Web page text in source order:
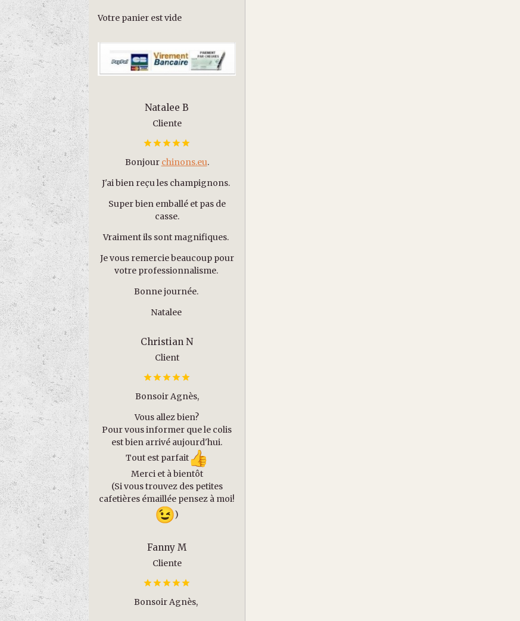
Votre panier est vide
Natalee B
Cliente
Bonjour chinons.eu.
J'ai bien reçu les champignons.
Super bien emballé et pas de
casse.
Vraiment ils sont magnifiques.
Je vous remercie beaucoup pour
votre professionnalisme.
Bonne journée.
Natalee
Christian N
Client
Bonsoir Agnès,
Vous allez bien?
Pour vous informer que le colis
est bien arrivé aujourd'hui.
Tout est parfait
Merci et à bientôt
(Si vous trouvez des petites
cafetières émaillée pensez à moi!
)
Fanny M
Cliente
Bonsoir Agnès,